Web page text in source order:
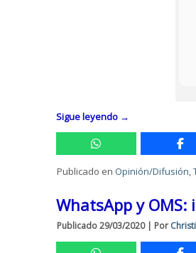
Sigue leyendo →
Publicado en Opinión/Difusión,
WhatsApp y
Publicado29/03/2020| Por